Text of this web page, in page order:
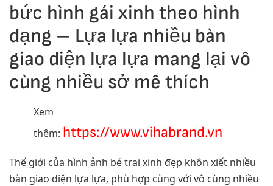
bức hình gái xinh theo hình
dạng – Lựa lựa nhiều bàn
giao diện lựa lựa mang lại vô
cùng nhiều sở mê thích
Xem
thêm: https://www.vihabrand.vn
Thế giới của hình ảnh bé trai xinh đẹp khôn xiết nhiều
bàn giao diện lựa lựa, phù hợp cùng với vô cùng nhiều